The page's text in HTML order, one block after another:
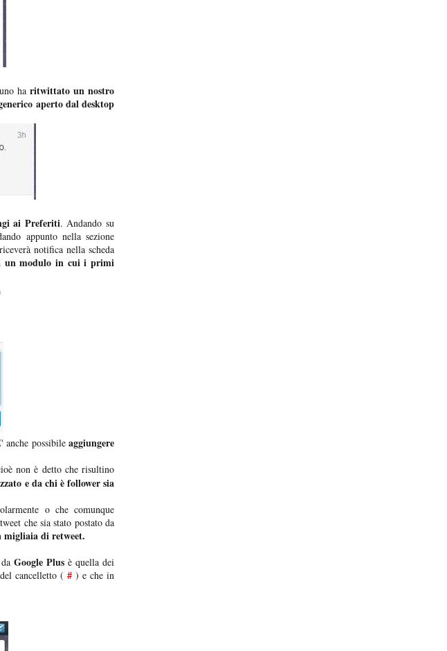
haritwittato un nostro
aperto dal desktop
ai Preferiti. Andando su
appunto nella sezione
notifica nella scheda
un modulo in cui i primi
anche possibileaggiungere
non è detto che risultino
e da chi è follower sia
o che comunque
che sia stato postato da
migliaia di retweet.
daGoogle Plus è quella dei
cancelletto ( # ) e che in